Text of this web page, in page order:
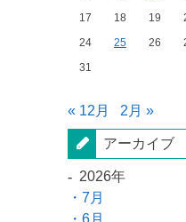
17
18 19
24
25 26
31
« 12月 2月 »
アーカイブ
2026年
7月
6月